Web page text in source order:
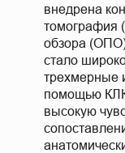
внедрена
томография
обзора
стало
трехмерные
помощью
высокую